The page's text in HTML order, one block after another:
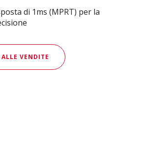
di 1ms (MPRT) per la
VENDITE